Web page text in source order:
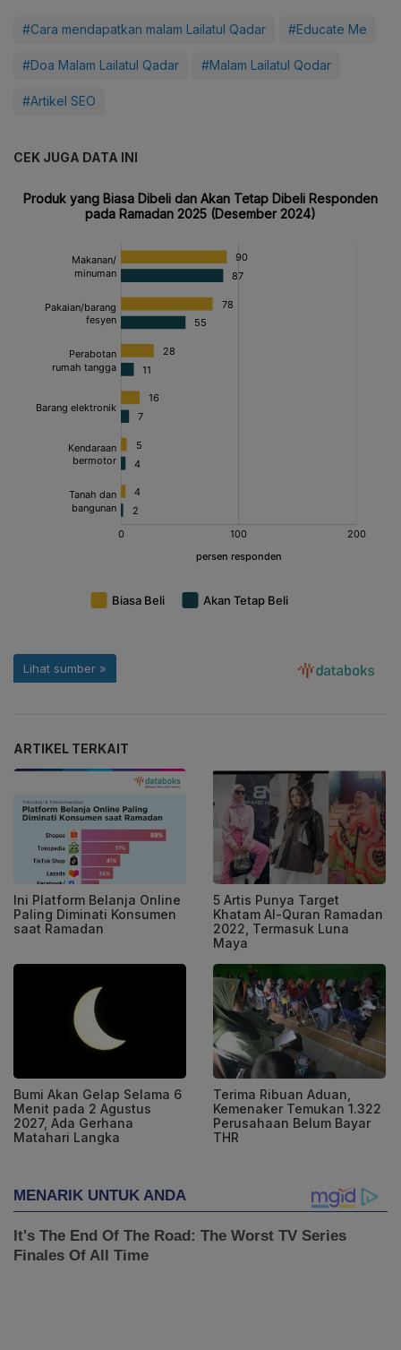
#Cara mendapatkan malam Lailatul Qadar #Educate Me
#Doa Malam Lailatul Qadar #Malam Lailatul Qodar
#Artikel SEO
CEK JUGA DATA INI
ARTIKEL TERKAIT
Ini Platform Belanja Online
Paling Diminati Konsumen
saat Ramadan
5 Artis Punya Target
Khatam Al-Quran Ramadan
2022, Termasuk Luna
Maya
Bumi Akan Gelap Selama 6
Menit pada 2 Agustus
2027, Ada Gerhana
Matahari Langka
Terima Ribuan Aduan,
Kemenaker Temukan 1.322
Perusahaan Belum Bayar
THR